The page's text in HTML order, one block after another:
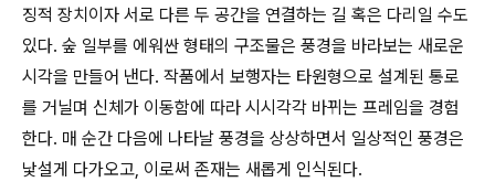
징적 장치이자 서로 다른 두 공간을 연결하는 길 혹은 다리일 수도
있다. 숲 일부를 에워싼 형태의 구조물은 풍경을 바라보는 새로운
시각을 만들어 낸다. 작품에서 보행자는 타원형으로 설계된 통로
를 거닐며 신체가 이동함에 따라 시시각각 바뀌는 프레임을 경험
한다. 매 순간 다음에 나타날 풍경을 상상하면서 일상적인 풍경은
낯설게 다가오고, 이로써 존재는 새롭게 인식된다.